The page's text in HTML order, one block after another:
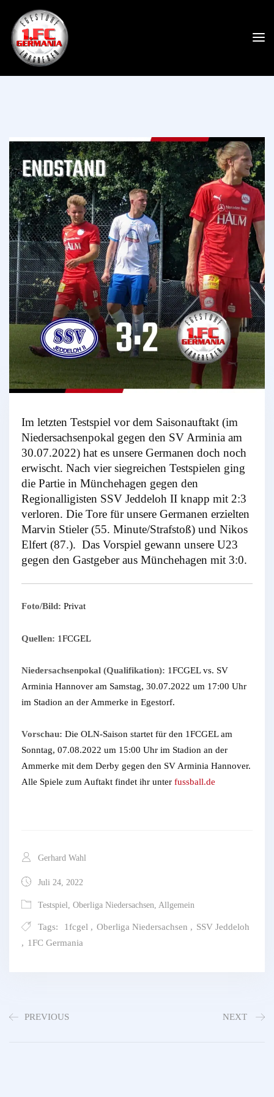
Im letzten Testspiel vor dem Saisonauftakt (im
Niedersachsenpokal gegen den SV Arminia am
30.07.2022) hat es unsere Germanen doch noch
erwischt. Nach vier siegreichen Testspielen ging
die Partie in Münchehagen gegen den
Regionalligisten SSV Jeddeloh II knapp mit 2:3
verloren. Die Tore für unsere Germanen erzielten
Marvin Stieler (55. Minute/Strafstoß) und Nikos
Elfert (87.). Das Vorspiel gewann unsere U23
gegen den Gastgeber aus Münchehagen mit 3:0.
Foto/Bild: Privat
Quellen: 1FCGEL
Niedersachsenpokal (Qualifikation): 1FCGEL vs. SV
Arminia Hannover am Samstag, 30.07.2022 um 17:00 Uhr
im Stadion an der Ammerke in Egestorf.
Vorschau: Die OLN-Saison startet für den 1FCGEL am
Sonntag, 07.08.2022 um 15:00 Uhr im Stadion an der
Ammerke mit dem Derby gegen den SV Arminia Hannover.
Alle Spiele zum Auftakt findet ihr unter fussball.de
Gerhard Wahl
Juli 24, 2022
Testspiel Oberliga Niedersachsen Allgemein
Tags: 1fcgel , Oberliga Niedersachsen , SSV Jeddeloh
, 1FC Germania
PREVIOUS NEXT